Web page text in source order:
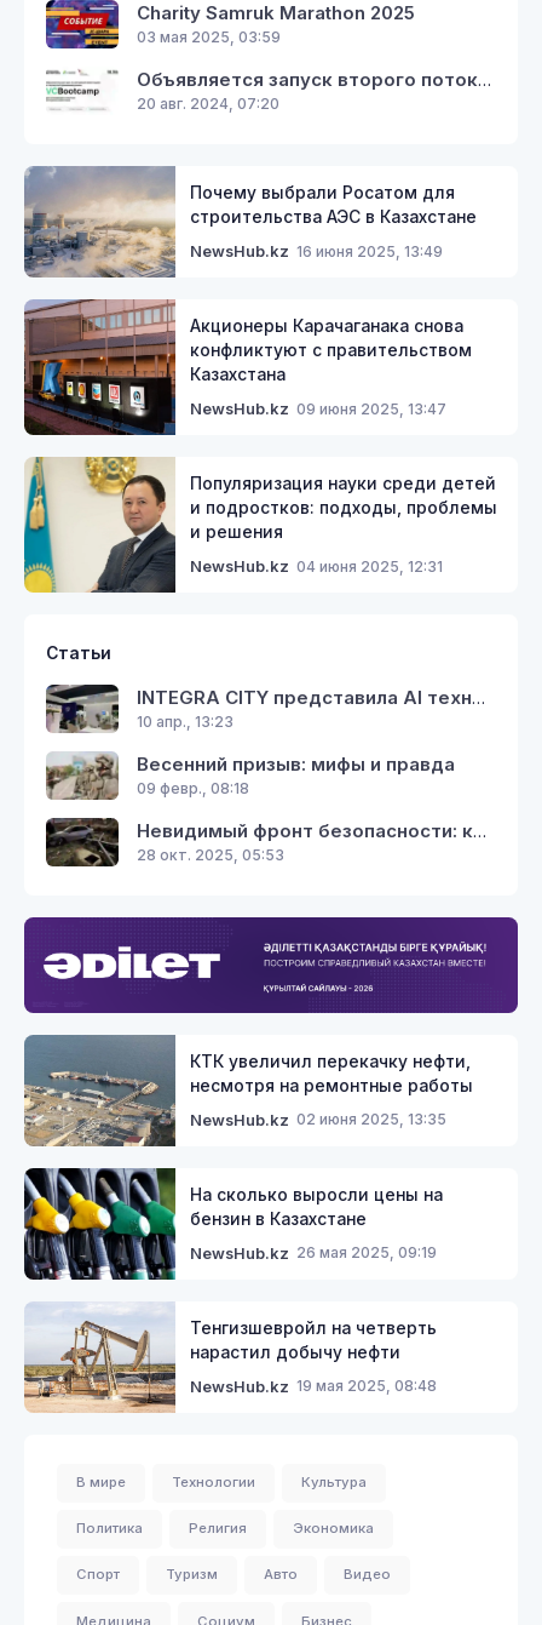
Charity Samruk Marathon 2025
03 мая 2025, 03:59
Объявляется запуск второго потока курса VC Bootcamp по венчурным инвестициям от экспертов Кремниевой Долины
20 авг. 2024, 07:20
Почему выбрали Росатом для
строительства АЭС в Казахстане
NewsHub.kz 16 июня 2025, 13:49
Акционеры Карачаганака снова
конфликтуют с правительством
Казахстана
NewsHub.kz 09 июня 2025, 13:47
Популяризация науки среди детей
и подростков: подходы, проблемы
и решения
NewsHub.kz 04 июня 2025, 12:31
Статьи
INTEGRA CITY представила AI технологии для экосистемы цифрового управления городами на GITEX Africa 2026
10 апр., 13:23
Весенний призыв: мифы и правда
09 февр., 08:18
Невидимый фронт безопасности: как газовики спасают тепло в наших домах
28 окт. 2025, 05:53
КТК увеличил перекачку нефти,
несмотря на ремонтные работы
NewsHub.kz 02 июня 2025, 13:35
На сколько выросли цены на
бензин в Казахстане
NewsHub.kz 26 мая 2025, 09:19
Тенгизшевройл на четверть
нарастил добычу нефти
NewsHub.kz 19 мая 2025, 08:48
В мире Технологии Культура
Политика Религия Экономика
Спорт Туризм Авто Видео
Медицина Социум Бизнес